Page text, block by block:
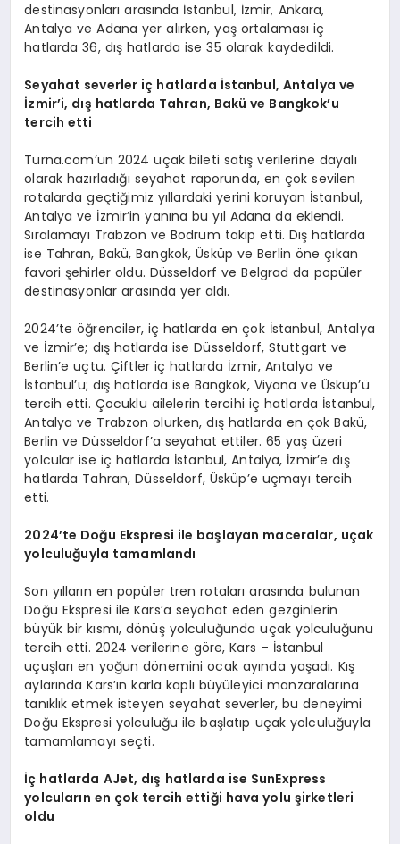
destinasyonları arasında İstanbul, İzmir, Ankara,
Antalya ve Adana yer alırken, yaş ortalaması iç
hatlarda 36, dış hatlarda ise 35 olarak kaydedildi.
Seyahat severler iç hatlarda İstanbul, Antalya ve
İzmir’i, dış hatlarda Tahran, Baküve Bangkok’u
tercih etti
Turna.com’un 2024 uçak bileti satış verilerine dayalı
olarak hazırladığı seyahat raporunda, en çok sevilen
rotalarda geçtiğimiz yıllardaki yerini koruyan İstanbul,
Antalya ve İzmir’in yanına bu yıl Adana da eklendi.
Sıralamayı Trabzon ve Bodrum takip etti. Dış hatlarda
ise Tahran, Bakü, Bangkok, Üsküp ve Berlin öne çıkan
favori şehirler oldu. Düsseldorf ve Belgrad da popüler
destinasyonlar arasında yer aldı.
2024’te öğrenciler, iç hatlarda en çok İstanbul, Antalya
ve İzmir’e; dış hatlarda ise Düsseldorf, Stuttgart ve
Berlin’e uçtu. Çiftler iç hatlarda İzmir, Antalya ve
İstanbul’u; dış hatlarda ise Bangkok, Viyana ve Üsküp’ü
tercih etti. Çocuklu ailelerin tercihi iç hatlarda İstanbul,
Antalya ve Trabzon olurken, dış hatlarda en çok Bakü,
Berlin ve Düsseldorf’a seyahat ettiler. 65 yaş üzeri
yolcular ise iç hatlarda İstanbul, Antalya, İzmir’e dış
hatlarda Tahran, Düsseldorf, Üsküp’e uçmayı tercih
etti.
2024’te Doğu Ekspresi ile başlayan maceralar, uçak
yolculuğuyla tamamlandı
Son yılların en popüler tren rotaları arasında bulunan
Doğu Ekspresi ile Kars’a seyahat eden gezginlerin
büyük bir kısmı, dönüş yolculuğunda uçak yolculuğunu
tercih etti. 2024 verilerine göre, Kars – İstanbul
uçuşları en yoğun dönemini ocak ayında yaşadı. Kış
aylarında Kars’ın karla kaplı büyüleyici manzaralarına
tanıklık etmek isteyen seyahat severler, bu deneyimi
Doğu Ekspresi yolculuğu ile başlatıp uçak yolculuğuyla
tamamlamayı seçti.
İç hatlarda AJet, dış hatlarda ise SunExpress
yolcuların en çok tercih ettiği hava yolu şirketleri
oldu